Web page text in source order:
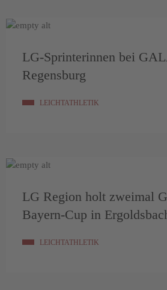
LG-Sprinterinnen bei
Regensburg
LEICHTATHLETIK
LG Region holt zweimal
Bayern-Cup in
LEICHTATHLETIK